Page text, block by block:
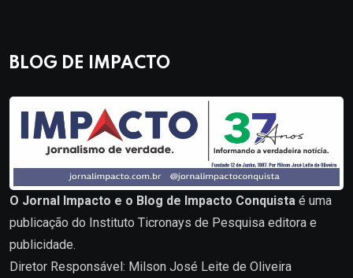
BLOG DE IMPACTO
O Jornal Impacto e o Blog de Impacto Conquista é uma
publicação do Instituto Ticronays de Pesquisa editora e
publicidade.
Diretor Responsável: Milson José Leite de Oliveira